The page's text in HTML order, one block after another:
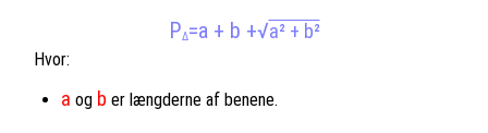
PΔ=a + b +√a² + b²
Hvor:
a og b er længderne af benene.